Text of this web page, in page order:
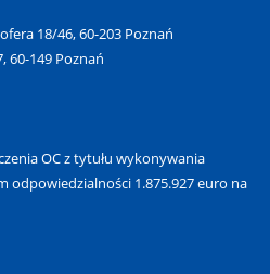
18/46, 60-203 Poznań
60-149 Poznań
OC z tytułu wykonywania
odpowiedzialności 1.875.927 euro na